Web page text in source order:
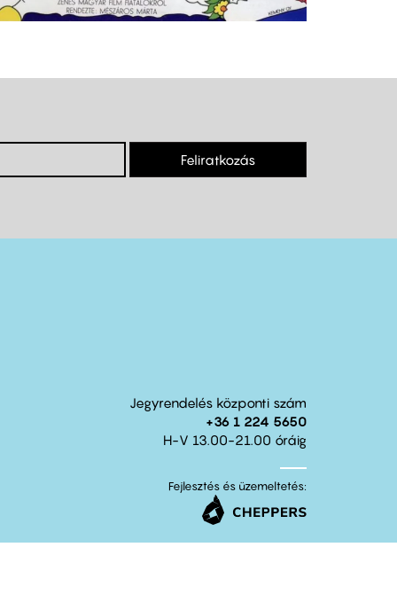
Feliratkozás
Jegyrendelés központi szám
+36 1 224 5650
H-V 13.00-21.00 óráig
Fejlesztés és üzemeltetés: